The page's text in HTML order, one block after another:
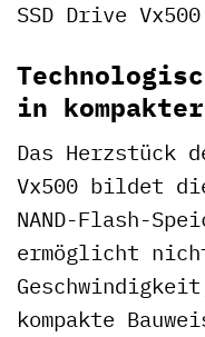
SSD Drive
in
Das Herzstück
Vx500 bildet
NAND-Flash-
ermöglicht
kompakte